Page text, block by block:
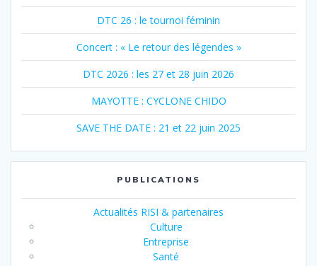
DTC 26 : le tournoi féminin
Concert : « Le retour des légendes »
DTC 2026 : les 27 et 28 juin 2026
MAYOTTE : CYCLONE CHIDO
SAVE THE DATE : 21 et 22 juin 2025
PUBLICATIONS
Actualités RISI & partenaires
Culture
Entreprise
Santé